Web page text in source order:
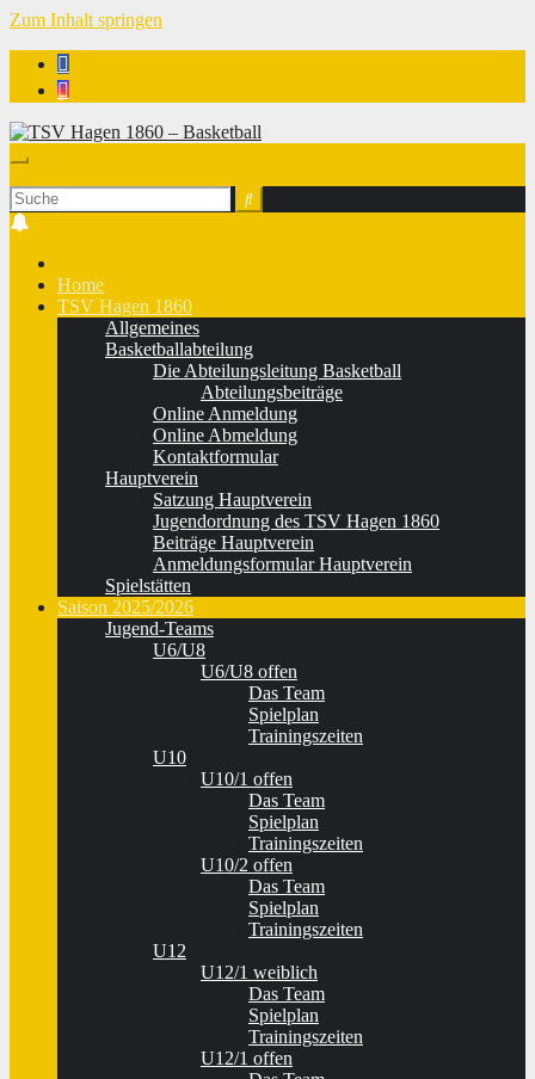
Zum Inhalt springen
Home
TSV Hagen 1860
Allgemeines
Basketballabteilung
Die Abteilungsleitung Basketball
Abteilungsbeiträge
Online Anmeldung
Online Abmeldung
Kontaktformular
Hauptverein
Satzung Hauptverein
Jugendordnung des TSV Hagen 1860
Beiträge Hauptverein
Anmeldungsformular Hauptverein
Spielstätten
Saison 2025/2026
Jugend-Teams
U6/U8
U6/U8 offen
Das Team
Spielplan
Trainingszeiten
U10
U10/1 offen
Das Team
Spielplan
Trainingszeiten
U10/2 offen
Das Team
Spielplan
Trainingszeiten
U12
U12/1 weiblich
Das Team
Spielplan
Trainingszeiten
U12/1 offen